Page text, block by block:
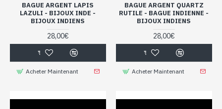
BAGUE ARGENT LAPIS
LAZULI - BIJOUX INDE -
BIJOUX INDIENS
28,00€
Acheter Maintenant
BAGUE ARGENT QUARTZ
RUTILE - BAGUE INDIENNE -
BIJOUX INDIENS
28,00€
Acheter Maintenant